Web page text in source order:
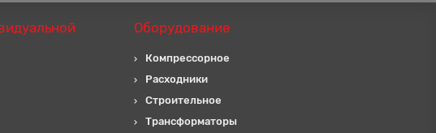
Оборудование
Компрессорное
Расходники
Строительное
Трансформаторы